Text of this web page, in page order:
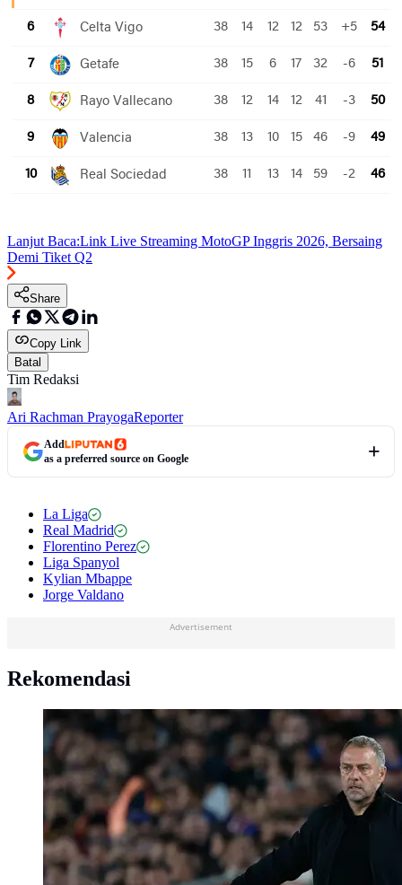
Lanjut Baca:Link Live Streaming MotoGP Inggris 2026, Bersaing
Demi Tiket Q2
Share
Copy Link
Batal
Tim Redaksi
Ari Rachman PrayogaReporter
Add
as a preferred source on Google
La Liga
Real Madrid
Florentino Perez
Liga Spanyol
Kylian Mbappe
Jorge Valdano
Advertisement
Rekomendasi